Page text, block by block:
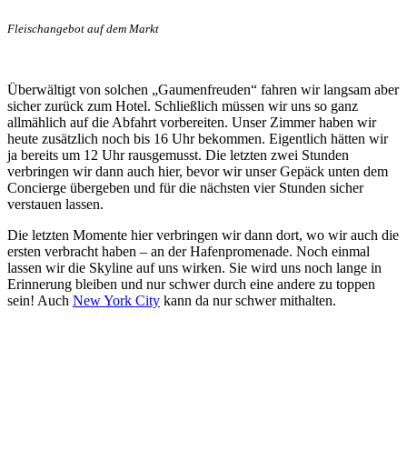
Fleischangebot auf dem Markt
Überwältigt von solchen „Gaumenfreuden“ fahren wir langsam aber
sicher zurück zum Hotel. Schließlich müssen wir uns so ganz
allmählich auf die Abfahrt vorbereiten. Unser Zimmer haben wir
heute zusätzlich noch bis 16 Uhr bekommen. Eigentlich hätten wir
ja bereits um 12 Uhr rausgemusst. Die letzten zwei Stunden
verbringen wir dann auch hier, bevor wir unser Gepäck unten dem
Concierge übergeben und für die nächsten vier Stunden sicher
verstauen lassen.
Die letzten Momente hier verbringen wir dann dort, wo wir auch die
ersten verbracht haben – an der Hafenpromenade. Noch einmal
lassen wir die Skyline auf uns wirken. Sie wird uns noch lange in
Erinnerung bleiben und nur schwer durch eine andere zu toppen
sein! Auch New York City kann da nur schwer mithalten.